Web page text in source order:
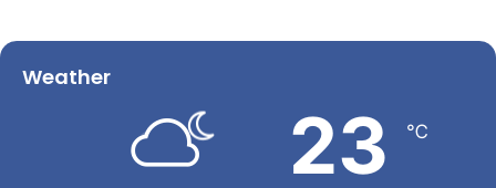
Weather
23 ℃